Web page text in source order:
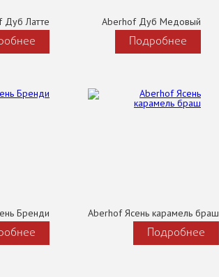
Дуб Латте Aberhof Дуб Медовый
Подробнее
Бренди Aberhof Ясень карамель браш
Подробнее